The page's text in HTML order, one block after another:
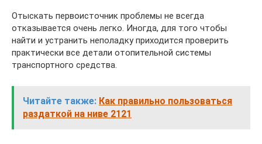
Отыскать первоисточник проблемы не всегда
отказывается очень легко. Иногда, для того чтобы
найти и устранить неполадку приходится проверить
практически все детали отопительной системы
транспортного средства.
Читайте также: Как правильно пользоваться
раздаткой на ниве 2121